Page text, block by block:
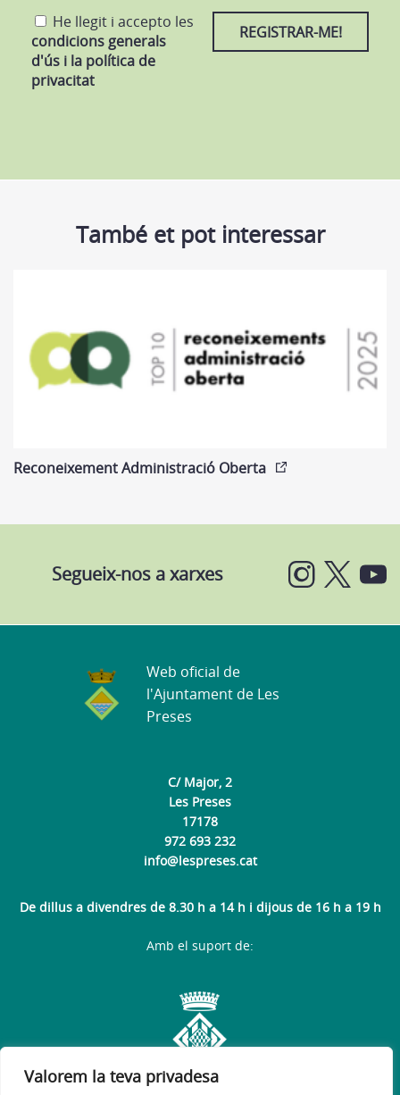
Valorem la teva privadesa
He llegit i accepto les
condicions generals
d'ús i la política de
privacitat
També et pot interessar
Reconeixement Administració Oberta
Segueix-nos a xarxes
C/ Major, 2
Les Preses
17178
972 693 232
info@lespreses.cat
De dillus a divendres de 8.30 h a 14 h i dijous de 16 h a 19 h
Web oficial de
l'Ajuntament de Les
Preses
Amb el suport de: